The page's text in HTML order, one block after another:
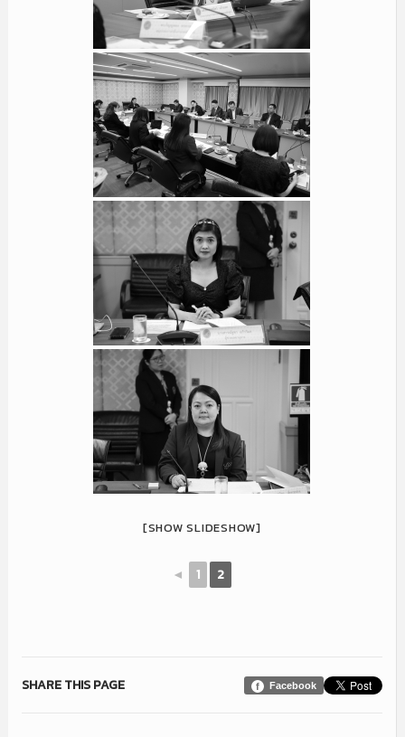
[SHOW SLIDESHOW]
◄ 1 2
Facebook
SHARE THIS PAGE